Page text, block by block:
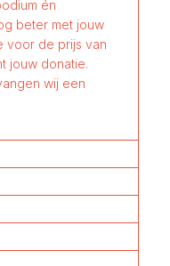
én
beter met jouw
voor de prijs van
jouw donatie.
wij een